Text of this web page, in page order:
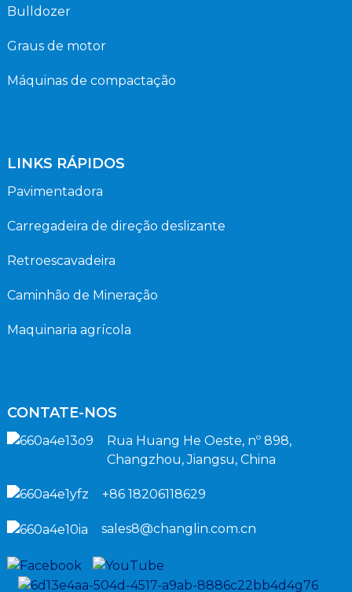
Bulldozer
Graus de motor
Máquinas de compactação
LINKS RÁPIDOS
Pavimentadora
Carregadeira de direção deslizante
Retroescavadeira
Caminhão de Mineração
Maquinaria agrícola
CONTATE-NOS
Rua Huang He Oeste, nº 898,
Changzhou, Jiangsu, China
+86 18206118629
sales8@changlin.com.cn